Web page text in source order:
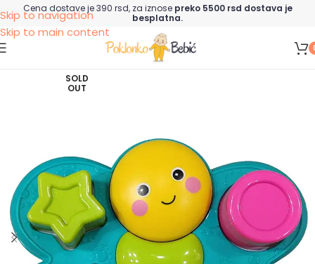
Skip to navigation
Skip to main content
Cena dostave je 390 rsd, za iznose preko 5500 rsd dostava je
besplatna.
SOLD
OUT